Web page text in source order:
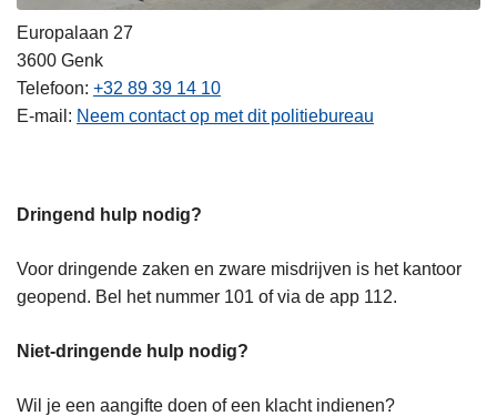
Europalaan 27
3600 Genk
Telefoon +32 89 39 14 10
E-mail
Neem contact op met dit politiebureau
Dringend hulp nodig?
Voor dringende zaken en zware misdrijven is het kantoor
geopend. Bel het nummer 101 of via de app 112.
Niet-dringende hulp nodig?
Wil je een aangifte doen of een klacht indienen?